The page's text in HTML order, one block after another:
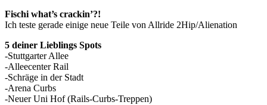
Fischi what’s crackin’?!
Ich teste gerade einige neue Teile von Allride 2Hip/Alienation
5 deiner Lieblings Spots
-Stuttgarter Allee
-Alleecenter Rail
-Schräge in der Stadt
-Arena Curbs
-Neuer Uni Hof (Rails-Curbs-Treppen)